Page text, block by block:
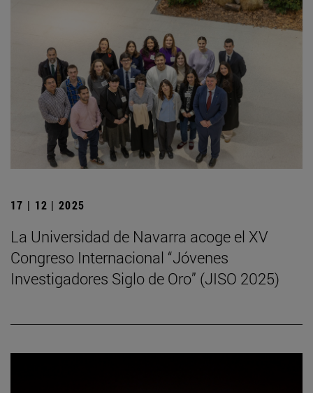
17 | 12 | 2025
La Universidad de Navarra acoge el XV
Congreso Internacional “Jóvenes
Investigadores Siglo de Oro” (JISO 2025)